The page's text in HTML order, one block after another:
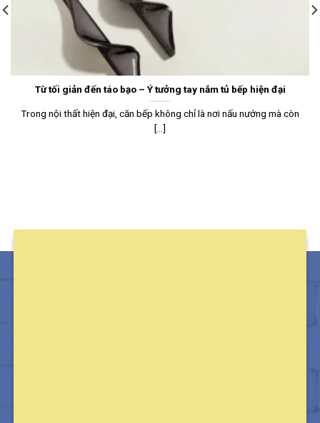
Từ tối giản đến táo bạo – Ý tưởng tay nắm tủ bếp hiện đại
Trong nội thất hiện đại, căn bếp không chỉ là nơi nấu nướng mà còn
[...]